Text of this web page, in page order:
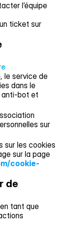
l’équipe
ticket sur
le service de
dans le
anti-bot et
sur
sur les cookies
sur la page
cookie-
de
tant que